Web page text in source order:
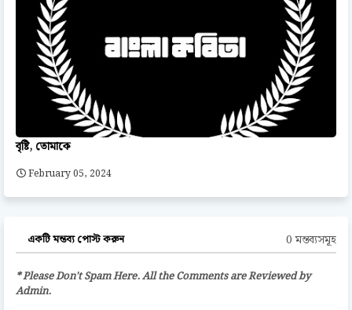
বৃষ্টি, তোমাকে
February 05, 2024
একটি মন্তব্য পোস্ট করুন 0 মন্তব্যসমূহ
* Please Don't Spam Here. All the Comments are Reviewed by
Admin.